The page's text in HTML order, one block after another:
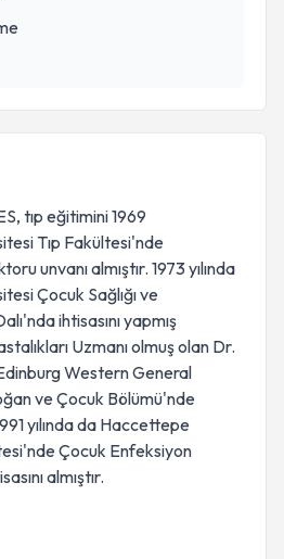
tıp eğitimini 1969
Tıp Fakültesi'nde
unvanı almıştır. 1973 yılında
Çocuk Sağlığı ve
ihtisasını yapmış
Uzmanı olmuş olan Dr.
Edinburg Western General
ve Çocuk Bölümü'nde
yılında da Haccettepe
Çocuk Enfeksiyon
almıştır.